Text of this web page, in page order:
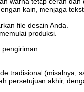
kain, menjaga
file desain Anda.
produksi.
tradisional (misalnya,
persetujuan akhir,